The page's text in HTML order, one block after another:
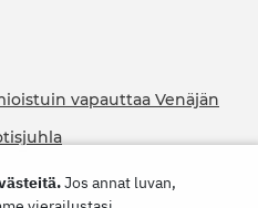
vapauttaa Venäjän
Jos annat luvan,